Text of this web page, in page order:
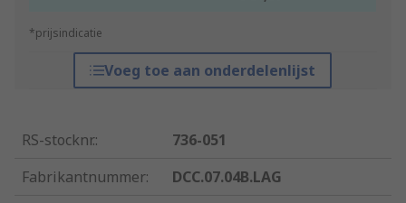
*prijsindicatie
Voeg toe aan onderdelenlijst
RS-stocknr.:
736-051
Fabrikantnummer:
DCC.07.04B.LAG